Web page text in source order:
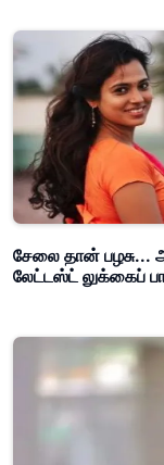
சேலை தான் பழசு...
லேட்டஸ்ட் லுக்கைப்